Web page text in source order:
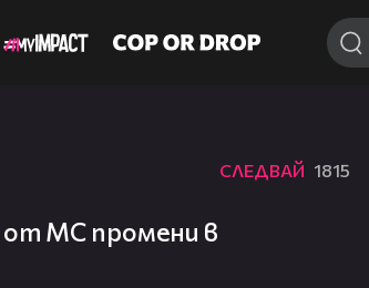
СЛЕДВАЙ 1815
МС промени в